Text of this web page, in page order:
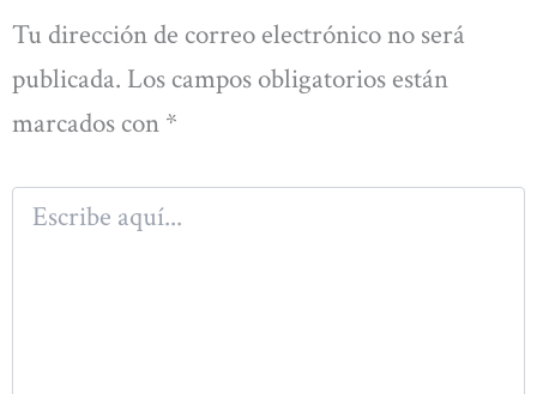
Tu dirección de correo electrónico no será
publicada. Los campos obligatorios están
marcados con *
Escribe
aquí...